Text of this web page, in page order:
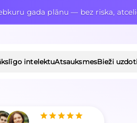
gada plānu — bez riska,
intelektuAtsauksmesBieži